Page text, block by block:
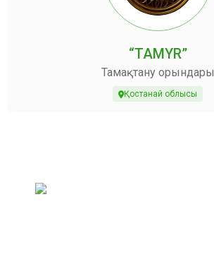
“TAMYR”
Тамақтану орындары
Қостанай облысы